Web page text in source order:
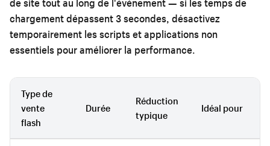
chargement dépassent 3 secondes, désactivez
temporairement les scripts et applications non
essentiels pour améliorer la performance.
Type de
vente
flash
Durée
Réduction
typique
Idéal pour